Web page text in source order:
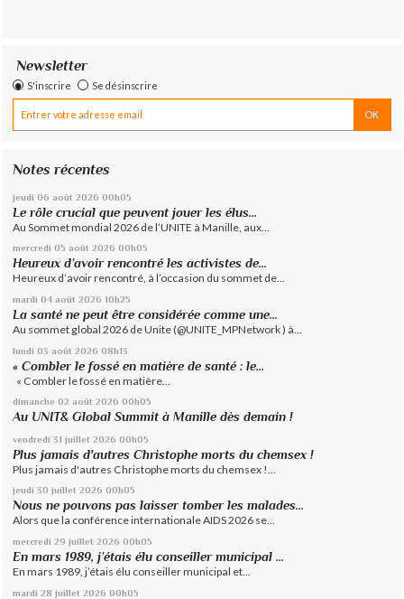
Newsletter
S'inscrire Se désinscrire
Notes récentes
jeudi 06 août 2026 00h05
Le rôle crucial que peuvent jouer les élus...
Au Sommet mondial 2026 de l’UNITE à Manille, aux...
mercredi 05 août 2026 00h05
Heureux d’avoir rencontré les activistes de...
Heureux d’avoir rencontré, à l’occasion du sommet de...
mardi 04 août 2026 10h25
La santé ne peut être considérée comme une...
Au sommet global 2026 de Unite (@UNITE_MPNetwork ) à...
lundi 03 août 2026 08h13
« Combler le fossé en matière de santé : le...
« Combler le fossé en matière...
dimanche 02 août 2026 00h05
Au UNIT& Global Summit à Manille dès demain !
vendredi 31 juillet 2026 00h05
Plus jamais d'autres Christophe morts du chemsex !
Plus jamais d'autres Christophe morts du chemsex !...
jeudi 30 juillet 2026 00h05
Nous ne pouvons pas laisser tomber les malades...
Alors que la conférence internationale AIDS 2026 se...
mercredi 29 juillet 2026 00h05
En mars 1989, j’étais élu conseiller municipal ...
En mars 1989, j’étais élu conseiller municipal et...
mardi 28 juillet 2026 00h05